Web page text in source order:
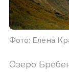
Фото: Елена
Озеро